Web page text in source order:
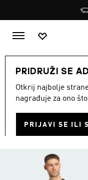
PRIDRUŽI SE
Otkrij najbolje
nagrađuje za ono
MUŠKARCI Odjeća
MAJICE